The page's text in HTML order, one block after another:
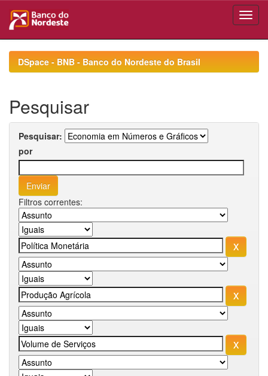
navigationDSpace - BNB - Banco do Nordeste do Brasil
Pesquisar
Pesquisar:
por
Filtros correntes: